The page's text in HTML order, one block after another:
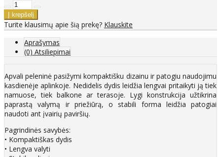
Turite klausimų apie šią prekę? Klauskite
Aprašymas
(0) Atsiliepimai
Apvali peleninė pasižymi kompaktišku dizainu ir patogiu naudojimu
kasdienėje aplinkoje. Nedidelis dydis leidžia lengvai pritaikyti ją tiek
namuose, tiek balkone ar terasoje. Lygi konstrukcija užtikrina
paprastą valymą ir priežiūrą, o stabili forma leidžia patogiai
naudoti ant įvairių paviršių.
Pagrindinės savybės:
• Kompaktiškas dydis
• Lengva valyti